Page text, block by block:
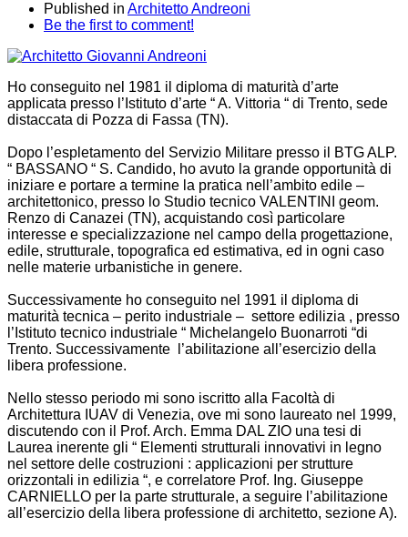
Published in Architetto Andreoni
Be the first to comment!
Ho conseguito nel 1981 il diploma di maturità d’arte
applicata presso l’Istituto d’arte “ A. Vittoria “ di Trento, sede
distaccata di Pozza di Fassa (TN).
Dopo l’espletamento del Servizio Militare presso il BTG ALP.
“ BASSANO “ S. Candido, ho avuto la grande opportunità di
iniziare e portare a termine la pratica nell’ambito edile –
architettonico, presso lo Studio tecnico VALENTINI geom.
Renzo di Canazei (TN), acquistando così particolare
interesse e specializzazione nel campo della progettazione,
edile, strutturale, topografica ed estimativa, ed in ogni caso
nelle materie urbanistiche in genere.
Successivamente ho conseguito nel 1991 il diploma di
maturità tecnica – perito industriale – settore edilizia , presso
l’Istituto tecnico industriale “ Michelangelo Buonarroti “di
Trento. Successivamente l’abilitazione all’esercizio della
libera professione.
Nello stesso periodo mi sono iscritto alla Facoltà di
Architettura IUAV di Venezia, ove mi sono laureato nel 1999,
discutendo con il Prof. Arch. Emma DAL ZIO una tesi di
Laurea inerente gli “ Elementi strutturali innovativi in legno
nel settore delle costruzioni : applicazioni per strutture
orizzontali in edilizia “, e correlatore Prof. Ing. Giuseppe
CARNIELLO per la parte strutturale, a seguire l’abilitazione
all’esercizio della libera professione di architetto, sezione A).